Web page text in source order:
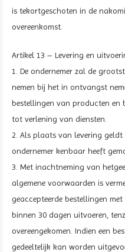
is tekortgeschoten in de
overeenkomst.
Artikel 13 – Levering en
1. De ondernemer zal de
nemen bij het in ontvangst
bestellingen van producten en
tot verlening van diensten.
2. Als plaats van levering
ondernemer kenbaar heeft
3. Met inachtneming van
algemene voorwaarden is
geaccepteerde bestellingen
binnen 30 dagen uitvoeren,
overeengekomen. Indien een
gedeeltelijk kan worden